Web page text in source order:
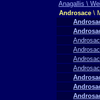
Anagallis \
Androsace \